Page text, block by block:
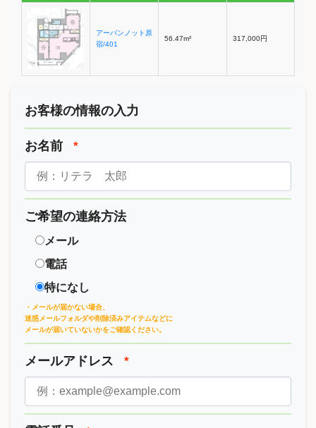
アーバンノット原
宿/401
56.47m² 317,000円
お客様の情報の入力
お名前 *
ご希望の連絡方法
メール
電話
特になし
・メールが届かない場合、
迷惑メールフォルダや削除済みアイテムなどに
メールが届いていないかをご確認ください。
メールアドレス *